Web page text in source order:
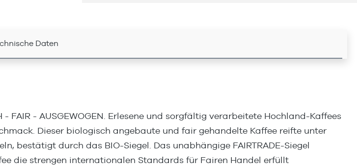
Daten
FAIR - AUSGEWOGEN. Erlesene und sorgfältig verarbeitete Hochland-Kaffees
Dieser biologisch angebaute und fair gehandelte Kaffee reifte unter
bestätigt durch das BIO-Siegel. Das unabhängige FAIRTRADE-Siegel
die strengen internationalen Standards für Fairen Handel erfüllt